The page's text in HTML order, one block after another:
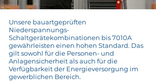
Unsere bauartgeprüften
Niederspannungs-
Schaltgerätekombinationen bis 7010A
gewährleisten einen hohen Standard. Das
gilt sowohl für die Personen- und
Anlagensicherheit als auch für die
Verfügbarkeit der Energieversorgung im
gewerblichen Bereich.